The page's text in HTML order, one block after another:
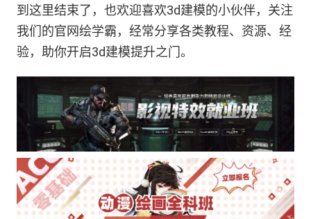
到这里结束了，也欢迎喜欢3d建模的小伙伴，关注
我们的官网绘学霸，经常分享各类教程、资源、经
验，助你开启3d建模提升之门。